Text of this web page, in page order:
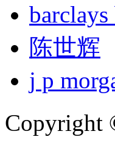
陈世辉
j p
Copyright